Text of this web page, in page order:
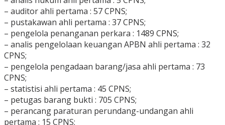
– ⁠auditor ahli pertama : 57 CPNS;
– ⁠pustakawan ahli pertama : 37 CPNS;
– ⁠pengelola penanganan perkara : 1489 CPNS;
– ⁠analis pengelolaan keuangan APBN ahli pertama : 32
CPNS;
– ⁠pengelola pengadaan barang/jasa ahli pertama : 73
CPNS;
– ⁠statistisi ahli pertama : 45 CPNS;
– ⁠petugas barang bukti : 705 CPNS;
– ⁠perancang paraturan perundang-undangan ahli
pertama : 15 CPNS;